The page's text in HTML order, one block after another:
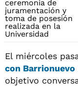
El miércoles
con Barrionuevo
objetivo